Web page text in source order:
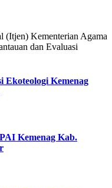
(Itjen) Kementerian Agama
dan Evaluasi
Ekoteologi Kemenag
Kemenag Kab.